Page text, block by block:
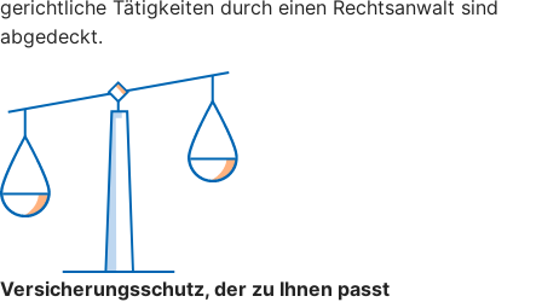
gerichtliche Tätigkeiten durch einen Rechtsanwalt sind
abgedeckt.
Versicherungsschutz, der zu Ihnen passt